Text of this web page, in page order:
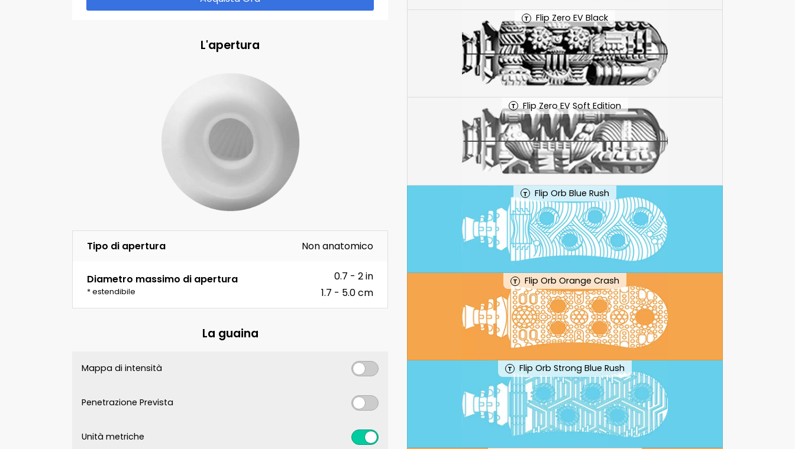
T Flip Zero EV Black
T Flip Zero EV Soft Edition
T Flip Orb Blue Rush
T Flip Orb Orange Crash
T Flip Orb Strong Blue Rush
L'apertura
Tipo di apertura Non anatomico
Diametro massimo di apertura
* estendibile
0.7 - 2 in
1.7 - 5.0 cm
La guaina
Mappa di intensità
Penetrazione Prevista
Unità metriche